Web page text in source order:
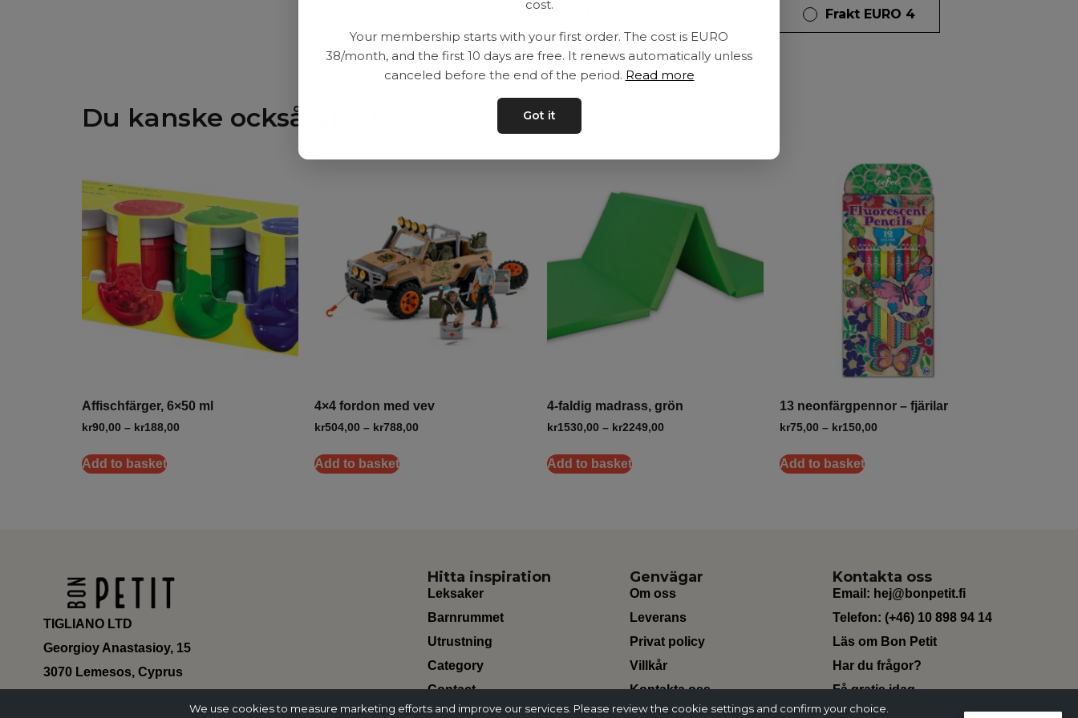
Frakt EURO 4
Du kanske också gillar
Affischfärger, 6×50 ml
kr90,00 – kr188,00
Add to basket
4×4 fordon med vev
kr504,00 – kr788,00
Add to basket
4-faldig madrass, grön
kr1530,00 – kr2249,00
Add to basket
13 neonfärgpennor – fjärilar
kr75,00 – kr150,00
Add to basket
TIGLIANO LTD
Georgioy Anastasioy, 15
3070 Lemesos, Cyprus
Hitta inspiration
Leksaker
Barnrummet
Utrustning
Category
Contact
Genvägar
Om oss
Leverans
Privat policy
Villkår
Kontakta oss
Kontakta oss
Email: hej@bonpetit.fi
Telefon: (+46) 10 898 94 14
Läs om Bon Petit
Har du frågor?
Få gratis idag
Change Currency
cost.
Your membership starts with your first order. The cost is EURO
38/month, and the first 10 days are free. It renews automatically unless
canceled before the end of the period. Read more
Got it
We use cookies to measure marketing efforts and improve our services. Please review the cookie settings and confirm your choice.